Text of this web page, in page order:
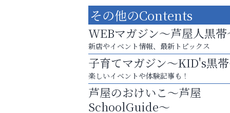
査定のプロが心を込めて出張査定
ご不要品の売却はトレファク出張買取へ
便利屋ファースト
その他のContents
WEBマガジン～芦屋人黒帯
新店やイベント情報、最新トピックス
子育てマガジン～KID's黒
楽しいイベントや体験記事も！
芦屋のおけいこ～芦屋
SchoolGuide～